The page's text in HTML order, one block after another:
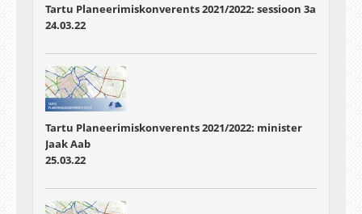
Tartu Planeerimiskonverents 2021/2022: sessioon 3a
24.03.22
Tartu Planeerimiskonverents 2021/2022: minister
Jaak Aab
25.03.22